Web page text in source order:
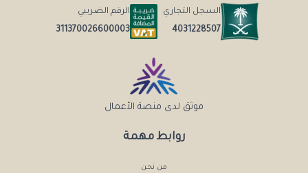
روابط مهمة
من نحن
السجل التجاري
4031228507
الرقم الضريبي
311370026600003
موثق لدى منصة الأعمال